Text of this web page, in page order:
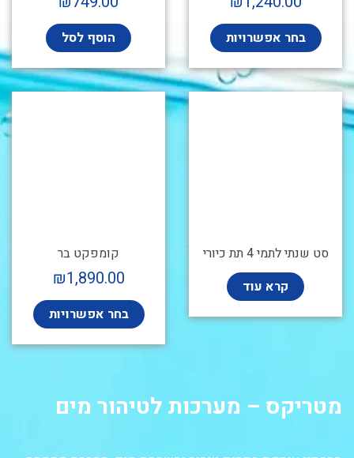
בחר אפשרויות הוסף לסל
סט שנתי לתמי 4 תת כיורי
קרא עוד
קומפקט בר
₪1,890.00
בחר אפשרויות
מטריקס – מערכות לטיהור מים